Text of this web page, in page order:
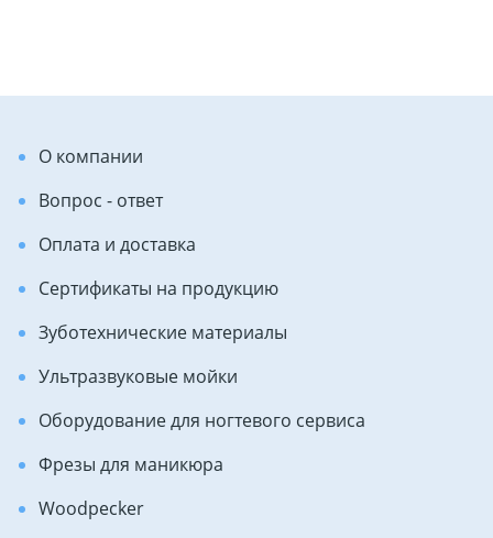
О компании
Вопрос - ответ
Оплата и доставка
Сертификаты на продукцию
Зуботехнические материалы
Ультразвуковые мойки
Оборудование для ногтевого сервиса
Фрезы для маникюра
Woodpecker